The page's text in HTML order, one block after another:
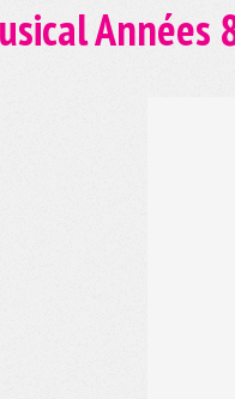
Années